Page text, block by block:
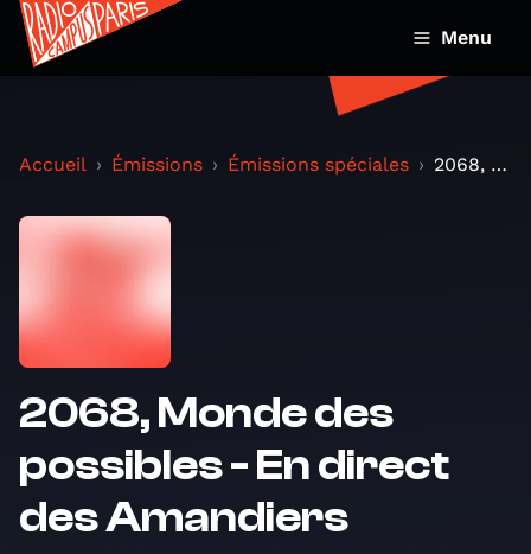
Menu
Accueil Émissions Émissions spéciales 2068, Monde des possibles - En direct des Amandier...
2068, Monde des
possibles - En direct
des Amandiers